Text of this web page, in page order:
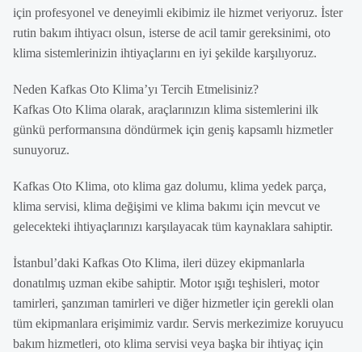
için profesyonel ve deneyimli ekibimiz ile hizmet veriyoruz. İster
rutin bakım ihtiyacı olsun, isterse de acil tamir gereksinimi, oto
klima sistemlerinizin ihtiyaçlarını en iyi şekilde karşılıyoruz.
Neden Kafkas Oto Klima’yı Tercih Etmelisiniz?
Kafkas Oto Klima olarak, araçlarınızın klima sistemlerini ilk
günkü performansına döndürmek için geniş kapsamlı hizmetler
sunuyoruz.
Kafkas Oto Klima, oto klima gaz dolumu, klima yedek parça,
klima servisi, klima değişimi ve klima bakımı için mevcut ve
gelecekteki ihtiyaçlarınızı karşılayacak tüm kaynaklara sahiptir.
İstanbul’daki Kafkas Oto Klima, ileri düzey ekipmanlarla
donatılmış uzman ekibe sahiptir. Motor ışığı teşhisleri, motor
tamirleri, şanzıman tamirleri ve diğer hizmetler için gerekli olan
tüm ekipmanlara erişimimiz vardır. Servis merkezimize koruyucu
bakım hizmetleri, oto klima servisi veya başka bir ihtiyaç için